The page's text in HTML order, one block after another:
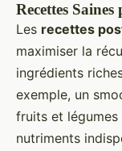
Recettes
Les recettes
maximiser la
ingrédients
exemple, un
fruits et
nutriments